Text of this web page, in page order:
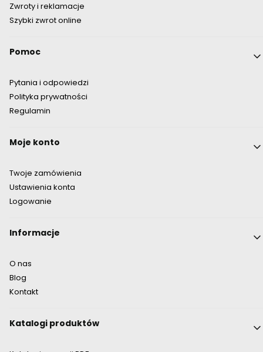
Zwroty i reklamacje
Szybki zwrot online
Pomoc
Pytania i odpowiedzi
Polityka prywatności
Regulamin
Moje konto
Twoje zamówienia
Ustawienia konta
Logowanie
Informacje
O nas
Blog
Kontakt
Katalogi produktów